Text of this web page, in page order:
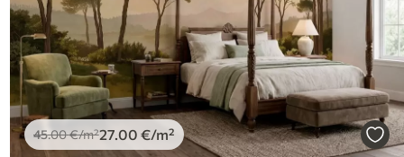
45.00€/m²27.00 €/m²